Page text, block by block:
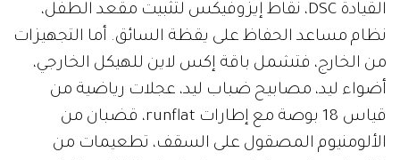
القيادة DSC، نقاط إيزوفيكس لتثبيت مقعد الطفل،
نظام مساعد الحفاظ على يقظة السائق. أما التجهيزات
من الخارج، فتشمل باقة إكس لاين للهيكل الخارجي،
أضواء ليد، مصابيح ضباب ليد، عجلات رياضية من
قياس 18 بوصة مع إطارات runflat، قضبان من
الألومنيوم المصقول على السقف، تطعيمات من